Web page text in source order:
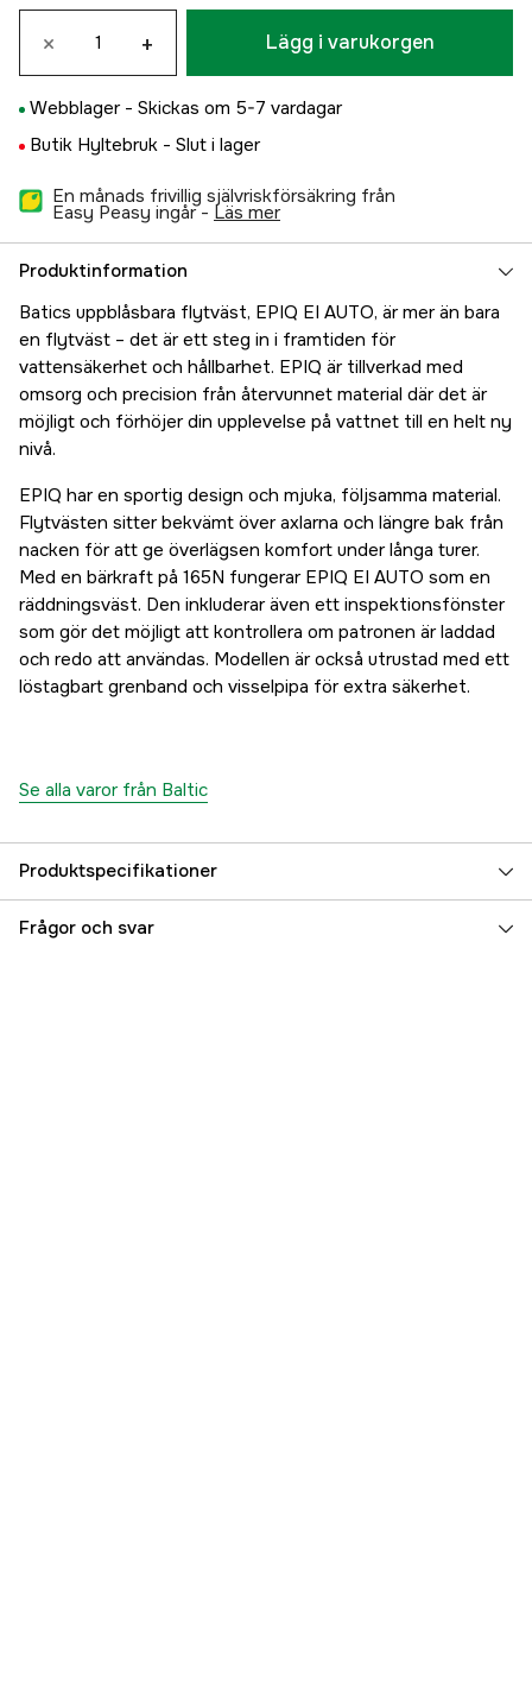
× + Lägg i varukorgen
Webblager - Skickas om 5-7 vardagar
Butik Hyltebruk - Slut i lager
En månads frivillig självriskförsäkring från
Easy Peasy ingår - läs mer
Produktinformation
Batics uppblåsbara flytväst, EPIQ EI AUTO, är mer än bara
en flytväst – det är ett steg in i framtiden för
vattensäkerhet och hållbarhet. EPIQ är tillverkad med
omsorg och precision från återvunnet material där det är
möjligt och förhöjer din upplevelse på vattnet till en helt ny
nivå.
EPIQ har en sportig design och mjuka, följsamma material.
Flytvästen sitter bekvämt över axlarna och längre bak från
nacken för att ge överlägsen komfort under långa turer.
Med en bärkraft på 165N fungerar EPIQ EI AUTO som en
räddningsväst. Den inkluderar även ett inspektionsfönster
som gör det möjligt att kontrollera om patronen är laddad
och redo att användas. Modellen är också utrustad med ett
löstagbart grenband och visselpipa för extra säkerhet.
Se alla varor från Baltic
Produktspecifikationer
Flytkraft 165 N
Frågor och svar